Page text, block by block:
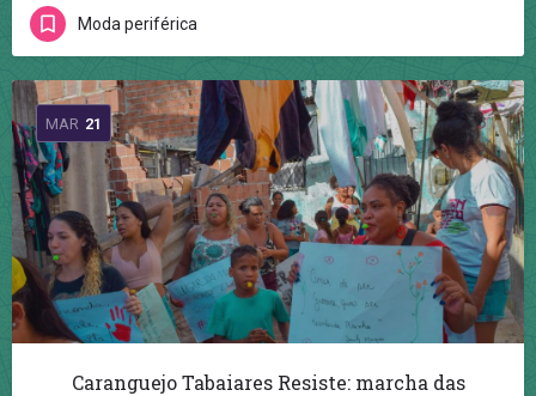
Moda periférica
MAR 21
Caranguejo Tabaiares Resiste: marcha das